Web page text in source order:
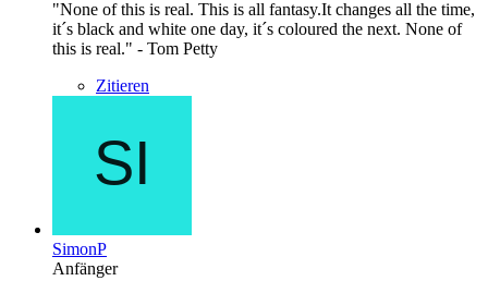
"None of this is real. This is all fantasy.It changes all the time,
it´s black and white one day, it´s coloured the next. None of
this is real." - Tom Petty
Zitieren
SimonP
Anfänger